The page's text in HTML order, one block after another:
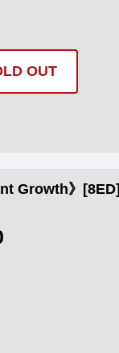
OUT
Growth》[8ED]